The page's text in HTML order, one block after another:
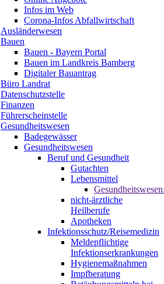
Infos im Web
Corona-Infos Abfallwirtschaft
Ausländerwesen
Bauen
Bauen - Bayern Portal
Bauen im Landkreis Bamberg
Digitaler Bauantrag
Büro Landrat
Datenschutzstelle
Finanzen
Führerscheinstelle
Gesundheitswesen
Badegewässer
Gesundheitswesen
Beruf und Gesundheit
Gutachten
Lebensmittel
nicht-ärztliche
Heilberufe
Apotheken
Infektionsschutz/Reisemedizin
Meldepflichtige
Infektionserkrankungen
Hygienemaßnahmen
Impfberatung